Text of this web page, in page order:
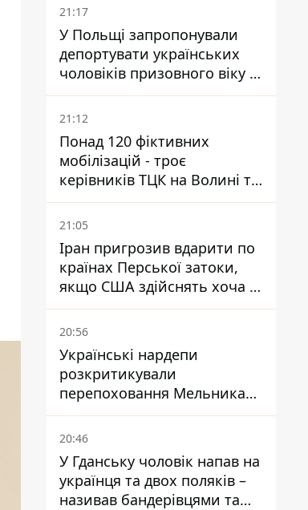
21:17
У Польщі запропонували
депортувати українських
чоловіків призовного віку -
кого це може торкнутися
21:12
Понад 120 фіктивних
мобілізацій - троє
керівників ТЦК на Волині та
Буковині отримали підозри
за фейкові звіти
21:05
Іран пригрозив вдарити по
країнах Перської затоки,
якщо США здійснять хоча б
одну атаку - Reuters
20:56
Українські нардепи
розкритикували
перепоховання Мельника
через ризик дипломатичної
ізоляції
20:46
У Гданську чоловік напав на
українця та двох поляків –
називав бандерівцями та